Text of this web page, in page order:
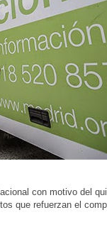
con motivo del
que refuerzan el